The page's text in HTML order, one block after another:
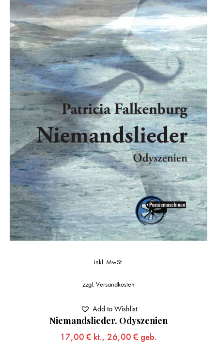
Niemandslieder. Odyszenien
17,00 € kt., 26,00 € geb.
inkl. MwSt.
zzgl.Versandkosten
Add to Wishlist